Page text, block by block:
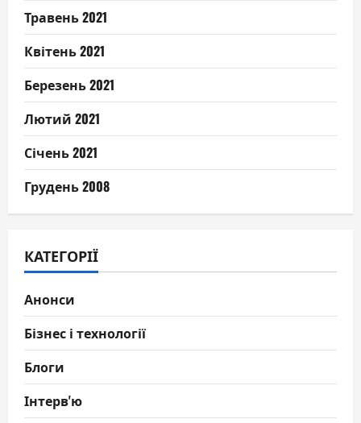
Травень 2021
Квітень 2021
Березень 2021
Лютий 2021
Січень 2021
Грудень 2008
КАТЕГОРІЇ
Анонси
Бізнес і технології
Блоги
Інтерв'ю